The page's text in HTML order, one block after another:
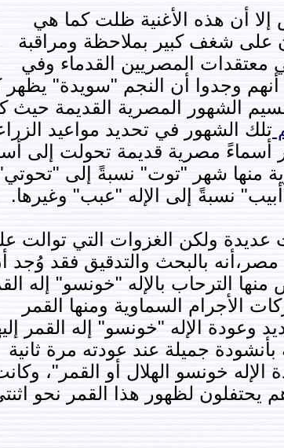
إلا أن هذه الأغنية ظلت كما هي
على شغف كبير بملاحظة ومراقبة
معتقدات المصريين القدماء وفي
أنهم وجدوا أن النجم "سويدة"
تقسيم الشهور المصرية القديمة حيث
تلك الشهور في تحديد مواعيد
أسماءً مصرية قديمة تحولت إلى
منها شهر "توت" نسبةً إلى
نسبةً إلى الإله "عبب" وغيرها.
عديدة ولكن الغزوات التي توالت
بالبحث والتدقيق فقد وُجد
الترحاب بالإله "خونسو" إله
الأجرام السماوية ومنها القمر
وعودة الإله "خونسو" إله القمر
بأنشودة جميلة عند عودته مرة ثانية
خونسو الهلال أو القمر"،
يحتفلون لظهور هذا القمر نحو